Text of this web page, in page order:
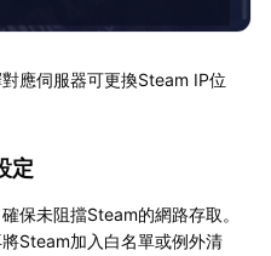
應伺服器可更換Steam IP位
定
保未阻擋Steam的網路存取。
Steam加入白名單或例外清